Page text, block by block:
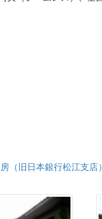
（旧日本銀行松江支店